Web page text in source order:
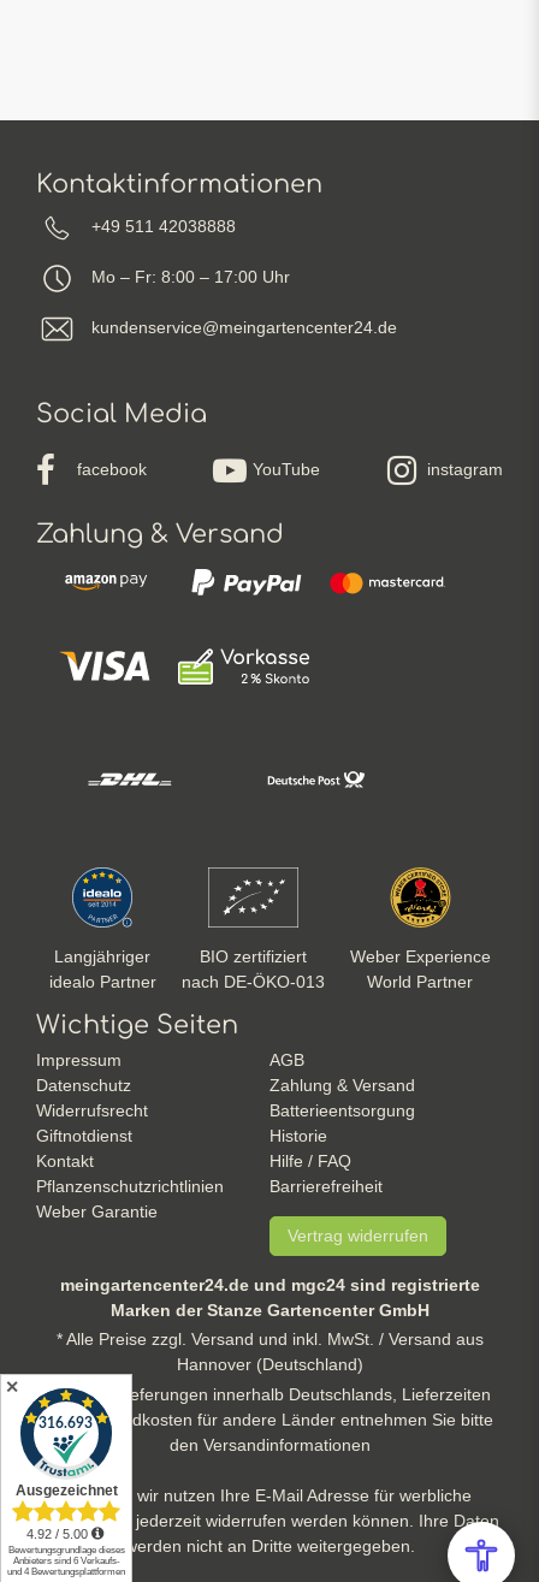
Kontaktinformationen
+49 511 42038888
Mo – Fr: 8:00 – 17:00 Uhr
kundenservice@meingartencenter24.de
Social Media
facebook YouTube instagram
Zahlung & Versand
Langjähriger
idealo Partner
BIO zertifiziert
nach DE-ÖKO-013
Weber Experience
World Partner
Wichtige Seiten
Impressum
AGB
Datenschutz
Zahlung & Versand
Widerrufsrecht
Batterieentsorgung
Giftnotdienst
Historie
Kontakt
Hilfe / FAQ
Pflanzenschutzrichtlinien
Barrierefreiheit
Weber Garantie
Vertrag widerrufen
meingartencenter24.de und mgc24 sind registrierte
Marken der Stanze Gartencenter GmbH
* Alle Preise zzgl. Versand und inkl. MwSt. / Versand aus
Hannover (Deutschland)
** gilt für Lieferungen innerhalb Deutschlands, Lieferzeiten
und Versandkosten für andere Länder entnehmen Sie bitte
den Versandinformationen
Hinweis: wir nutzen Ihre E-Mail Adresse für werbliche
Zwecke, die jederzeit widerrufen werden können. Ihre Daten
werden nicht an Dritte weitergegeben.
✕